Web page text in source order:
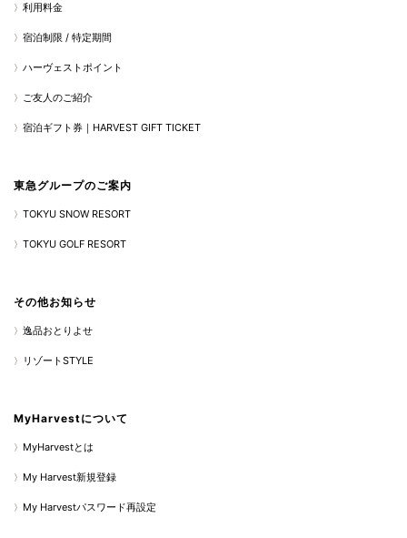
利用料金
宿泊制限 / 特定期間
ハーヴェストポイント
ご友人のご紹介
宿泊ギフト券｜HARVEST GIFT TICKET
東急グループのご案内
TOKYU SNOW RESORT
TOKYU GOLF RESORT
その他お知らせ
逸品おとりよせ
リゾートSTYLE
MyHarvestについて
MyHarvestとは
My Harvest新規登録
My Harvestパスワード再設定